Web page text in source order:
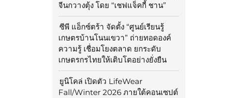
จีนกวางตุ้ง โดย “เชฟแจ็คกี้ ชาน”
ซีพี แอ็กซ์ตร้า จัดตั้ง “ศูนย์เรียนรู้
เกษตรบ้านโนนเขวา” ถ่ายทอดองค์
ความรู้ เชื่อมโยงตลาด ยกระดับ
เกษตรกรไทยให้เติบโตอย่างยั่งยืน
ยูนิโคล่ เปิดตัว LifeWear
Fall/Winter 2026 ภายใต้คอนเซปต์